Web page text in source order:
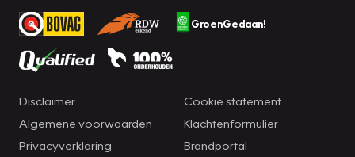
GroenGedaan!
Disclaimer
Algemene voorwaarden
Privacyverklaring
Cookie statement
Klachtenformulier
Brandportal